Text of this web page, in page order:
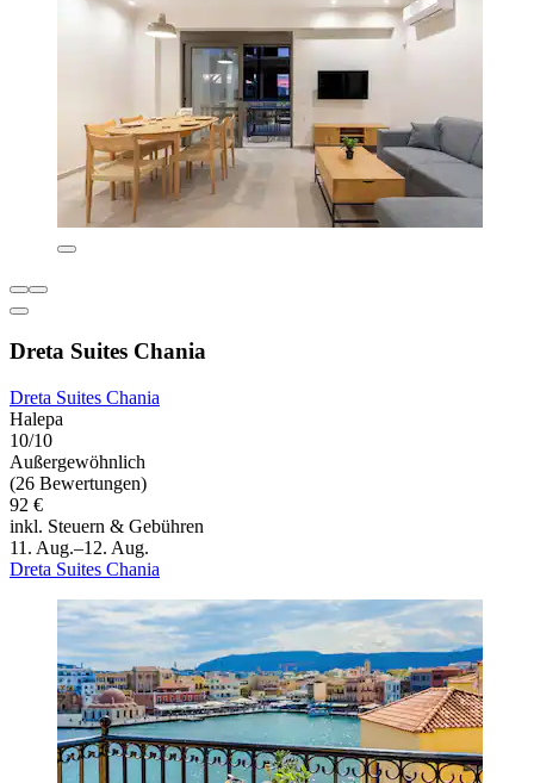
Dreta Suites Chania
Dreta Suites Chania
Halepa
10/10
Außergewöhnlich
(26 Bewertungen)
92 €
inkl. Steuern & Gebühren
11. Aug.–12. Aug.
Dreta Suites Chania